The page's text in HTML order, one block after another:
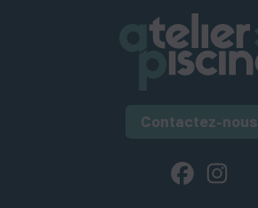
Contactez-nous
Facebook